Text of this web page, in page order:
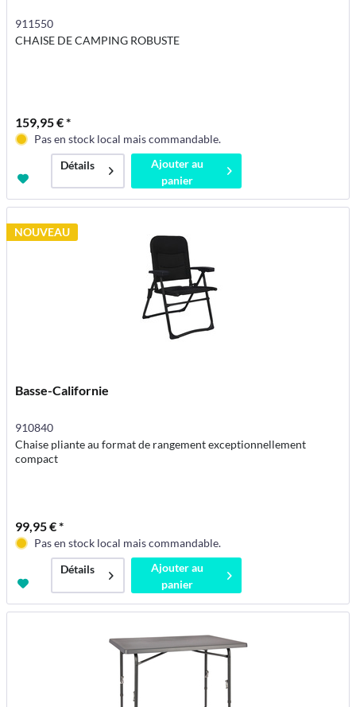
911550
CHAISE DE CAMPING ROBUSTE
159,95 € *
Pas en stock local mais commandable.
Détails
Ajouter au
panier
NOUVEAU
Basse-Californie
910840
Chaise pliante au format de rangement exceptionnellement
compact
99,95 € *
Pas en stock local mais commandable.
Détails
Ajouter au
panier